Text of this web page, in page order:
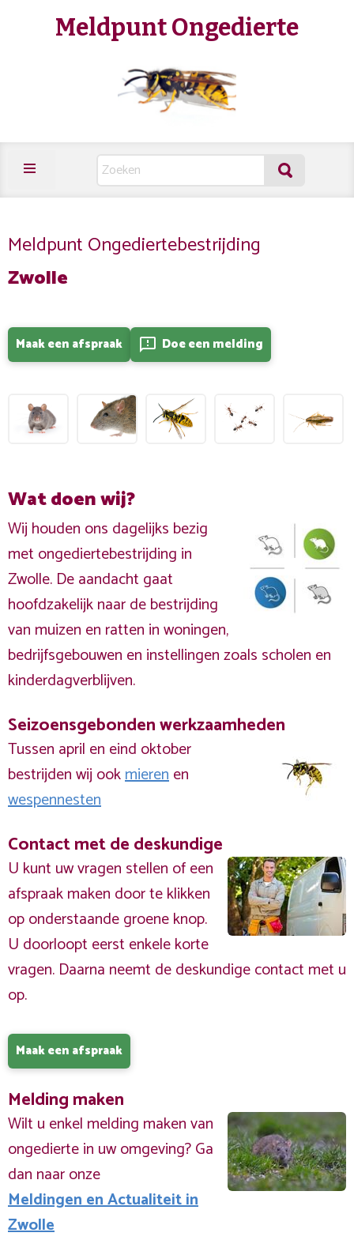
Meldpunt Ongedierte
Meldpunt Ongediertebestrijding
Zwolle
Maak een afspraak feedback Doe een melding
Wat doen wij?
Wij houden ons dagelijks bezig
met ongediertebestrijding in
Zwolle. De aandacht gaat
hoofdzakelijk naar de bestrijding
van muizen en ratten in woningen,
bedrijfsgebouwen en instellingen zoals scholen en
kinderdagverblijven.
Seizoensgebonden werkzaamheden
Tussen april en eind oktober
bestrijden wij ookmierenen
wespennesten
Contact met de deskundige
U kunt uw vragen stellen of een
afspraak maken door te klikken
op onderstaande groene knop.
U doorloopt eerst enkele korte
vragen. Daarna neemt de deskundige contact met u
op.
Maak een afspraak
Melding maken
Wilt u enkel melding maken van
ongedierte in uw omgeving? Ga
dan naar onze
Meldingen en Actualiteit in
Zwolle